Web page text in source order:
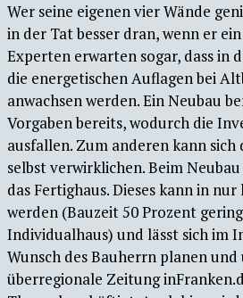
Wer seine eigenen vier Wände
in der Tat besser dran, wenn er
Experten erwarten sogar, dass in
die energetischen Auflagen bei
anwachsen werden. Ein Neubau
Vorgaben bereits, wodurch die
ausfallen. Zum anderen kann
selbst verwirklichen. Beim
das Fertighaus. Dieses kann in
werden (Bauzeit 50 Prozent
Individualhaus) und lässt sich im
Wunsch des Bauherrn planen und
überregionale Zeitung